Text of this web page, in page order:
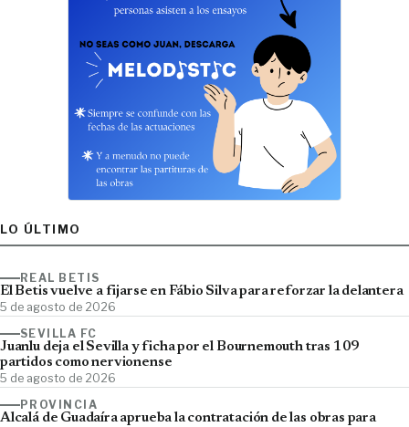
LO ÚLTIMO
REAL BETIS
El Betis vuelve a fijarse en Fábio Silva para reforzar la delantera
5 de agosto de 2026
SEVILLA FC
Juanlu deja el Sevilla y ficha por el Bournemouth tras 109
partidos como nervionense
5 de agosto de 2026
PROVINCIA
Alcalá de Guadaíra aprueba la contratación de las obras para